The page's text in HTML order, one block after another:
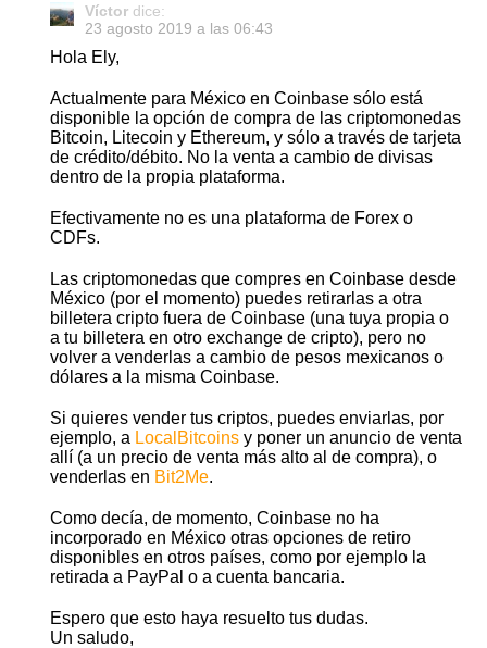
Víctor dice:
23 agosto 2019 a las 06:43
Hola Ely,
Actualmente para México en Coinbase sólo está
disponible la opción de compra de las criptomonedas
Bitcoin, Litecoin y Ethereum, y sólo a través de tarjeta
de crédito/débito. No la venta a cambio de divisas
dentro de la propia plataforma.
Efectivamente no es una plataforma de Forex o
CDFs.
Las criptomonedas que compres en Coinbase desde
México (por el momento) puedes retirarlas a otra
billetera cripto fuera de Coinbase (una tuya propia o
a tu billetera en otro exchange de cripto), pero no
volver a venderlas a cambio de pesos mexicanos o
dólares a la misma Coinbase.
Si quieres vender tus criptos, puedes enviarlas, por
ejemplo, a LocalBitcoins y poner un anuncio de venta
allí (a un precio de venta más alto al de compra), o
venderlas en Bit2Me.
Como decía, de momento, Coinbase no ha
incorporado en México otras opciones de retiro
disponibles en otros países, como por ejemplo la
retirada a PayPal o a cuenta bancaria.
Espero que esto haya resuelto tus dudas.
Un saludo,